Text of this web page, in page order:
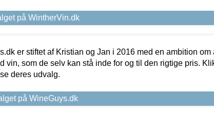
på WintherVin.dk
er stiftet af Kristian og Jan i 2016 med en ambition om
vin, som de selv kan stå inde for og til den rigtige pris.
deres udvalg.
på WineGuys.dk